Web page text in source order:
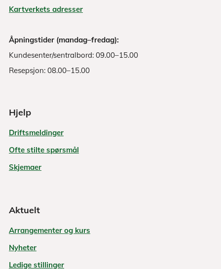
Kartverkets adresser
Åpningstider (mandag–fredag):
Kundesenter/sentralbord: 09.00–15.00
Resepsjon: 08.00–15.00
Hjelp
Driftsmeldinger
Ofte stilte spørsmål
Skjemaer
Aktuelt
Arrangementer og kurs
Nyheter
Ledige stillinger